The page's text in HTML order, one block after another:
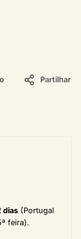
Partilhar
dias (Portugal
feira).